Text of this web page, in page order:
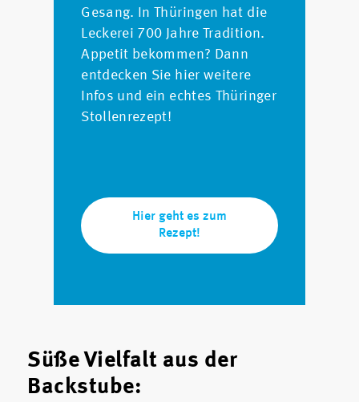
Gesang. In Thüringen hat die
Leckerei 700 Jahre Tradition.
Appetit bekommen? Dann
entdecken Sie hier weitere
Infos und ein echtes Thüringer
Stollenrezept!
Hier geht es zum
Rezept!
Süße Vielfalt aus der
Backstube: